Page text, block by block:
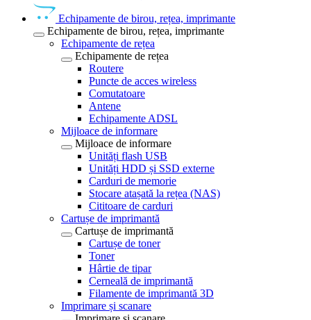
Echipamente de birou, rețea, imprimante
Echipamente de birou, rețea, imprimante
Echipamente de rețea
Echipamente de rețea
Routere
Puncte de acces wireless
Comutatoare
Antene
Echipamente ADSL
Mijloace de informare
Mijloace de informare
Unități flash USB
Unități HDD și SSD externe
Carduri de memorie
Stocare atașată la rețea (NAS)
Cititoare de carduri
Cartușe de imprimantă
Cartușe de imprimantă
Cartușe de toner
Toner
Hârtie de tipar
Cerneală de imprimantă
Filamente de imprimantă 3D
Imprimare și scanare